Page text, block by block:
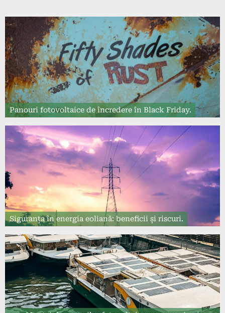
Panouri fotovoltaice de încredere în Black Friday.
Siguranța în energia eoliană: beneficii și riscuri.